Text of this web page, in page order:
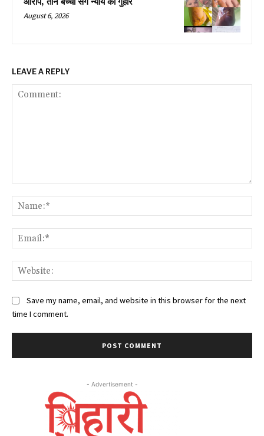
August 6, 2026
LEAVE A REPLY
Save my name, email, and website in this browser for the next
time I comment.
- Advertisement -